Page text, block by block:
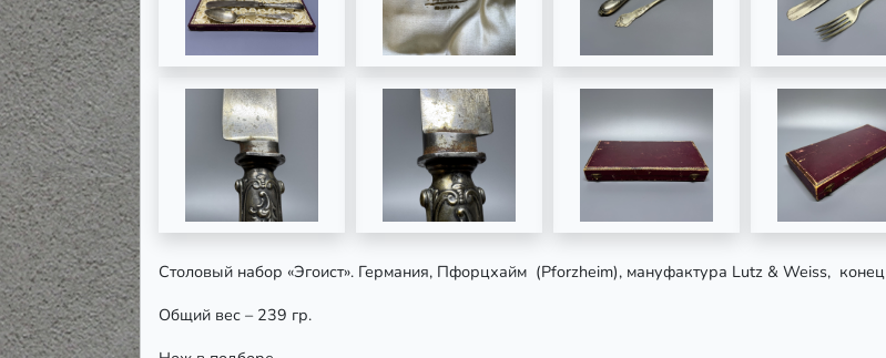
Столовый набор «Эгоист». Германия, Пфорцхайм (Pforzheim), мануфактура Lutz & Weiss, конец
Общий вес – 239 гр.